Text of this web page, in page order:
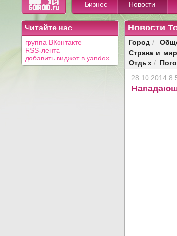
Бизнес Новости
Читайте нас
группа ВКонтакте
RSS-лента
добавить виджет в yandex
Новости
Город /
Страна и мир
Отдых /
28.10.2014